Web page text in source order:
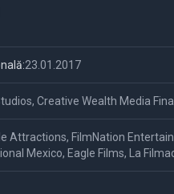
23.01.2017
Creative Wealth Media
Attractions, FilmNation
Mexico, Eagle Films, La